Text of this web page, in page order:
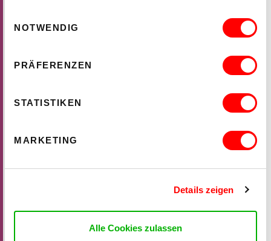
NOTWENDIG
PRÄFERENZEN
STATISTIKEN
MARKETING
Details zeigen
Alle Cookies zulassen
WHO CARES? - EXPLORING INSTITUTIONAL CARE PRACTICES
ON CHEWING SHOELACES: ART, MESS AND RADICAL